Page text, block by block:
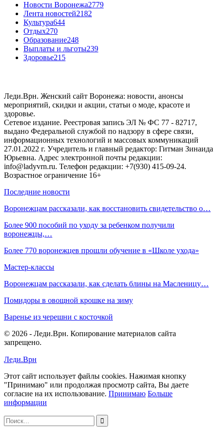
Новости Воронежа2779
Лента новостей2182
Культура644
Отдых270
Образование248
Выплаты и льготы239
Здоровье215
Леди.Врн. Женский сайт Воронежа: новости, анонсы
мероприятий, скидки и акции, статьи о моде, красоте и
здоровье.
Сетевое издание. Реестровая запись ЭЛ № ФС 77 - 82717,
выдано Федеральной службой по надзору в сфере связи,
информационных технологий и массовых коммуникаций
27.01.2022 г. Учредитель и главный редактор: Гитман Зинаида
Юрьевна. Адрес электронной почты редакции:
info@ladyvrn.ru. Телефон редакции: +7(930) 415-09-24.
Возрастное ограничение 16+
Последние новости
Воронежцам рассказали, как восстановить свидетельство о…
Более 900 пособий по уходу за ребенком получили
воронежцы,…
Более 770 воронежцев прошли обучение в «Школе ухода»
Мастер-классы
Воронежцам рассказали, как сделать блины на Масленицу…
Помидоры в овощной крошке на зиму
Варенье из черешни с косточкой
© 2026 - Леди.Врн. Копирование материалов сайта
запрещено.
Леди.Врн
Этот сайт использует файлы cookies. Нажимая кнопку
"Принимаю" или продолжая просмотр сайта, Вы даете
согласие на их использование. Принимаю Больше
информации